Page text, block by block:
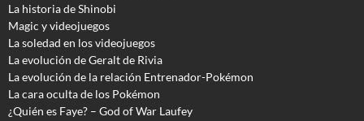
La historia de Shinobi
Magic y videojuegos
La soledad en los videojuegos
La evolución de Geralt de Rivia
La evolución de la relación Entrenador-Pokémon
La cara oculta de los Pokémon
¿Quién es Faye? – God of War Laufey